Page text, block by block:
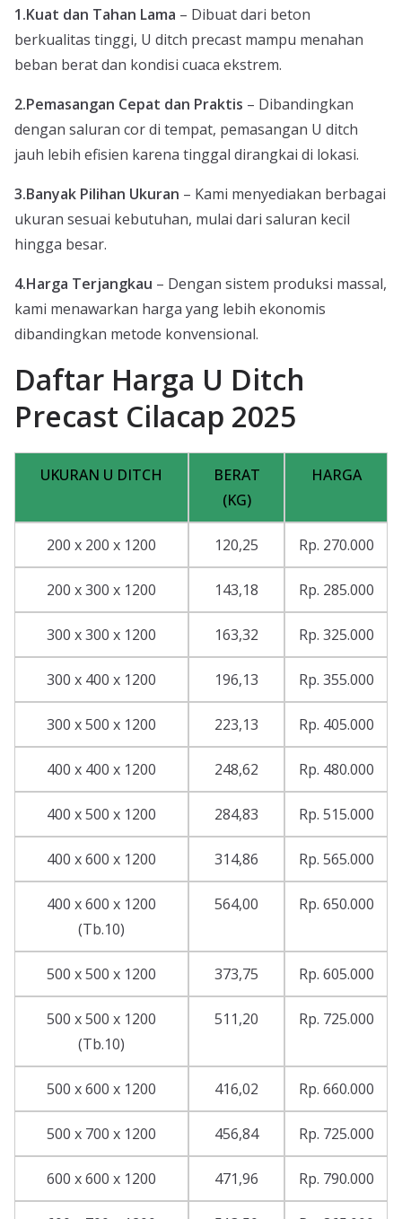
1.Kuat dan Tahan Lama – Dibuat dari beton
berkualitas tinggi, U ditch precast mampu menahan
beban berat dan kondisi cuaca ekstrem.
2.Pemasangan Cepat dan Praktis – Dibandingkan
dengan saluran cor di tempat, pemasangan U ditch
jauh lebih efisien karena tinggal dirangkai di lokasi.
3.Banyak Pilihan Ukuran – Kami menyediakan berbagai
ukuran sesuai kebutuhan, mulai dari saluran kecil
hingga besar.
4.Harga Terjangkau – Dengan sistem produksi massal,
kami menawarkan harga yang lebih ekonomis
dibandingkan metode konvensional.
Daftar Harga U Ditch
Precast Cilacap 2025
UKURAN U DITCH
BERAT
(KG)
HARGA
200 x 200 x 1200 120,25 Rp. 270.000
200 x 300 x 1200 143,18 Rp. 285.000
300 x 300 x 1200 163,32 Rp. 325.000
300 x 400 x 1200 196,13 Rp. 355.000
300 x 500 x 1200 223,13 Rp. 405.000
400 x 400 x 1200 248,62 Rp. 480.000
400 x 500 x 1200 284,83 Rp. 515.000
400 x 600 x 1200 314,86 Rp. 565.000
400 x 600 x 1200
(Tb.10)
564,00 Rp. 650.000
500 x 500 x 1200 373,75 Rp. 605.000
500 x 500 x 1200
(Tb.10)
511,20 Rp. 725.000
500 x 600 x 1200 416,02 Rp. 660.000
500 x 700 x 1200 456,84 Rp. 725.000
600 x 600 x 1200 471,96 Rp. 790.000